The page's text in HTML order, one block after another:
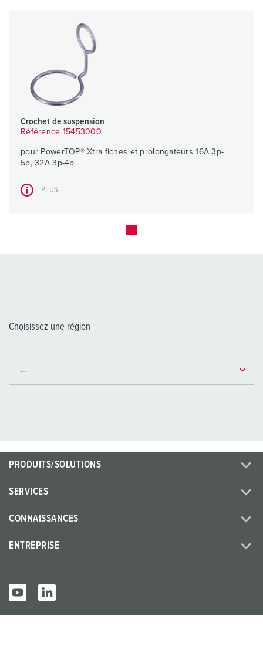
Crochet de suspension
Référence 15453000
pour PowerTOP® Xtra fiches et prolongateurs 16A 3p-
5p, 32A 3p-4p
PLUS
Choisissez une région
PRODUITS/SOLUTIONS
SERVICES
CONNAISSANCES
ENTREPRISE